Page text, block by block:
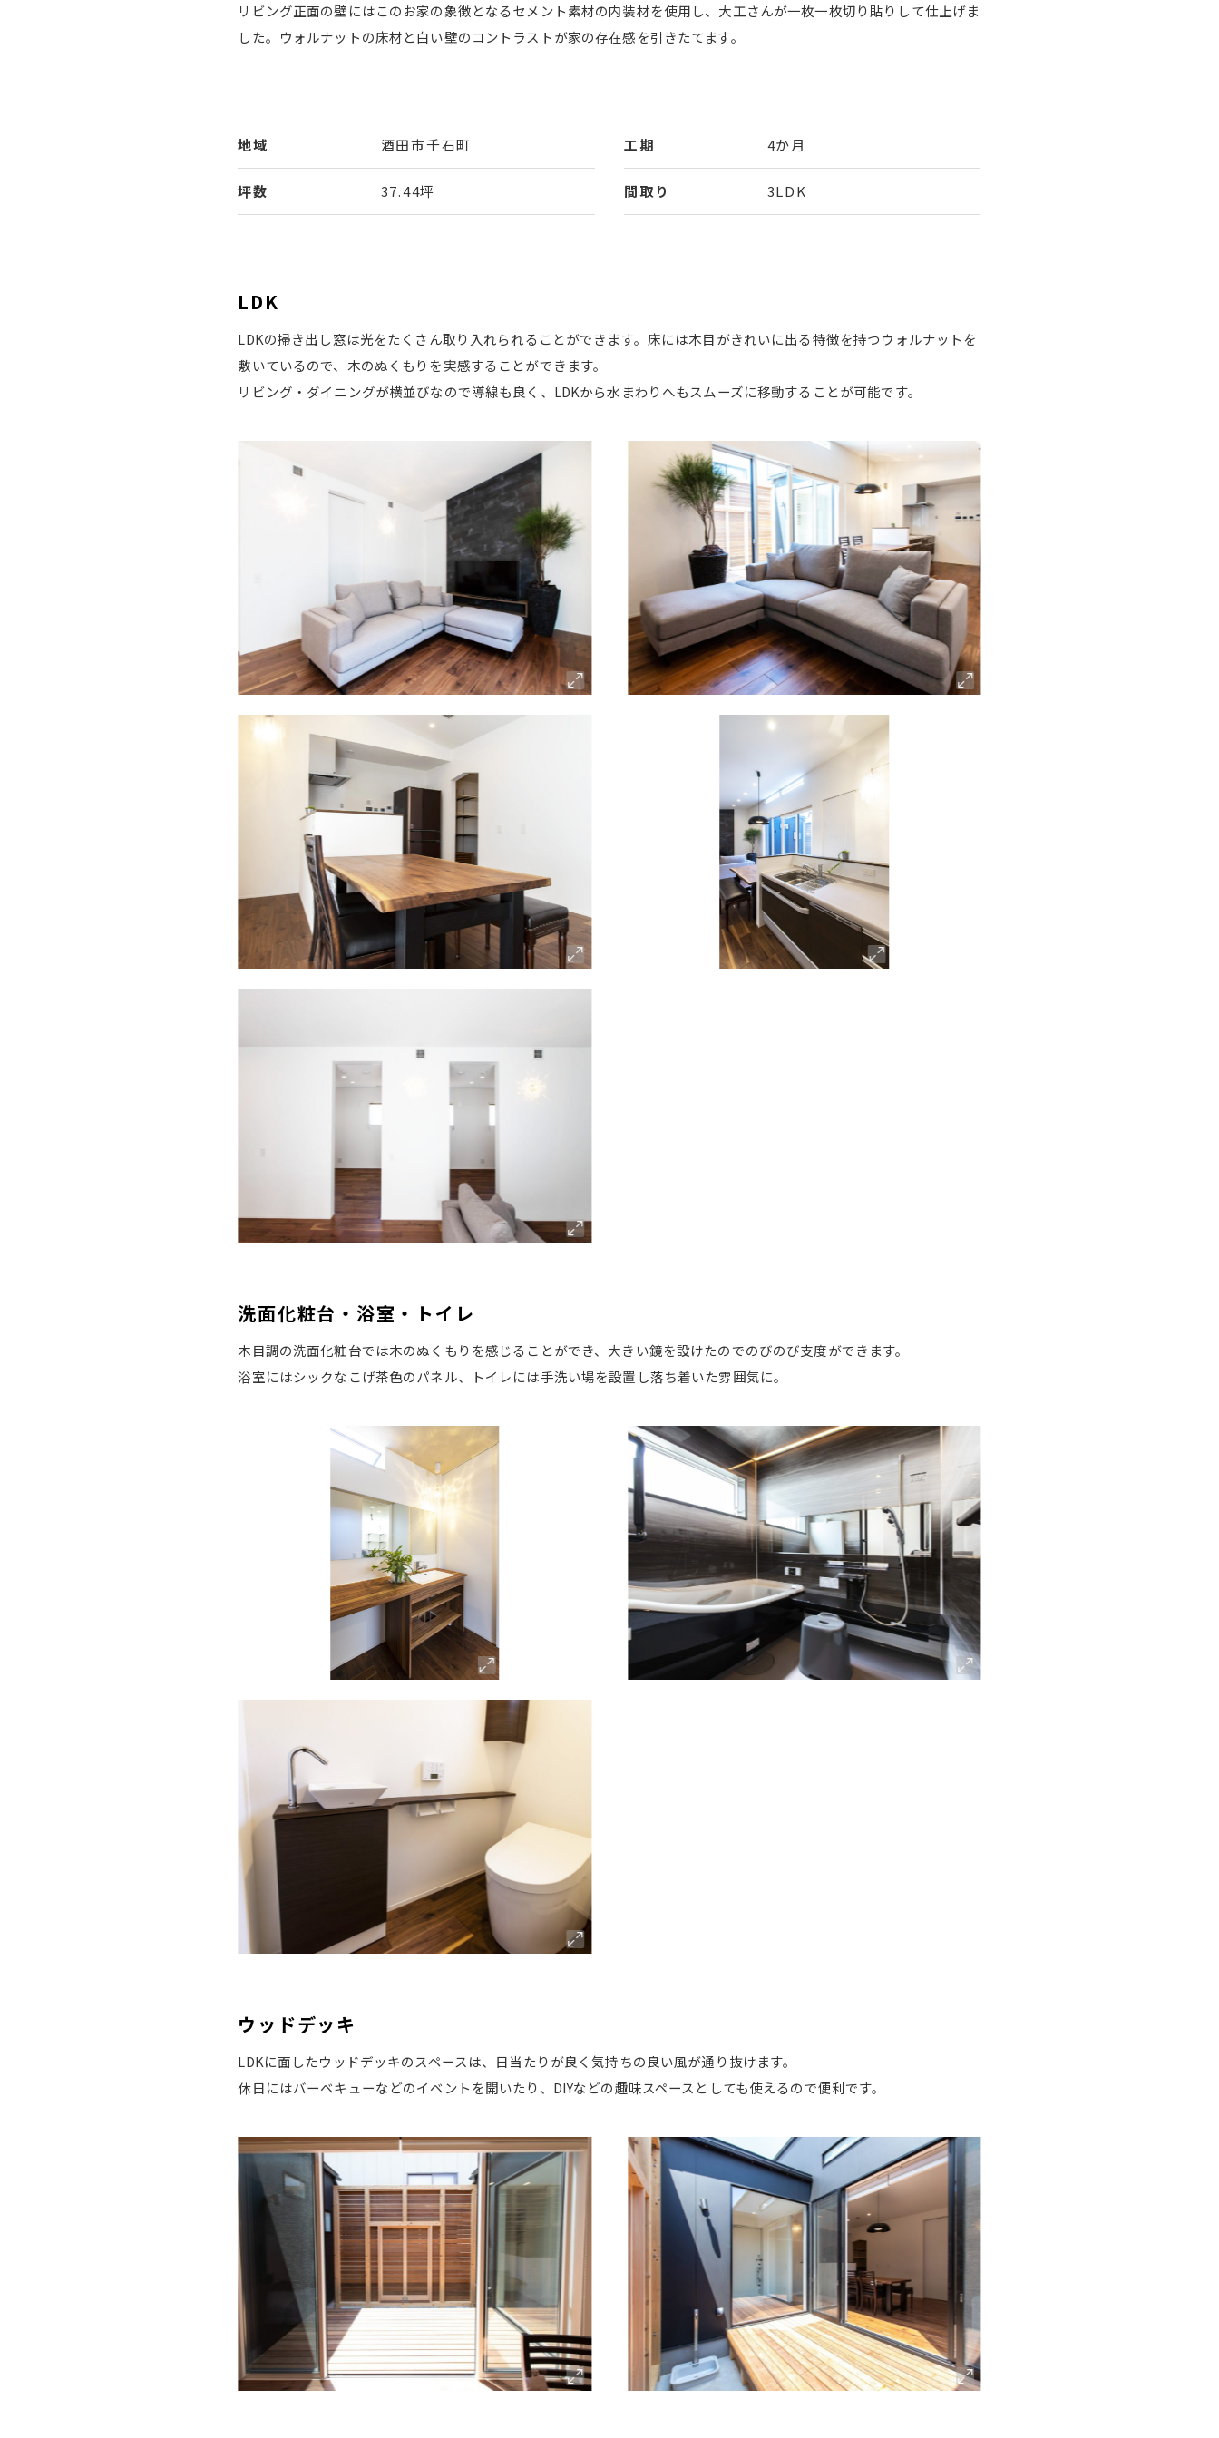
リビング正面の壁にはこのお家の象徴となるセメント素材の内装材を使用し、大工さんが一枚一枚切り貼りして仕上げま
した。ウォルナットの床材と白い壁のコントラストが家の存在感を引きたてます。
地域 酒田市千石町 工期 4か月
坪数 37.44坪 間取り 3LDK
LDK
LDKの掃き出し窓は光をたくさん取り入れられることができます。床には木目がきれいに出る特徴を持つウォルナットを
敷いているので、木のぬくもりを実感することができます。
リビング・ダイニングが横並びなので導線も良く、LDKから水まわりへもスムーズに移動することが可能です。
洗面化粧台・浴室・トイレ
木目調の洗面化粧台では木のぬくもりを感じることができ、大きい鏡を設けたのでのびのび支度ができます。
浴室にはシックなこげ茶色のパネル、トイレには手洗い場を設置し落ち着いた雰囲気に。
ウッドデッキ
LDKに面したウッドデッキのスペースは、日当たりが良く気持ちの良い風が通り抜けます。
休日にはバーベキューなどのイベントを開いたり、DIYなどの趣味スペースとしても使えるので便利です。